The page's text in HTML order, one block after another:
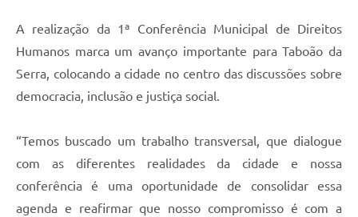
A realização da 1ª Conferência Municipal de Direitos
Humanos marca um avanço importante para Taboão da
Serra, colocando a cidade no centro das discussões sobre
democracia, inclusão e justiça social.
“Temos buscado um trabalho transversal, que dialogue
com as diferentes realidades da cidade e nossa
conferência é uma oportunidade de consolidar essa
agenda e reafirmar que nosso compromisso é com a